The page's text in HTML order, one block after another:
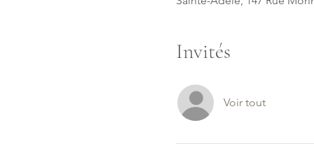
Invités
Voir tout